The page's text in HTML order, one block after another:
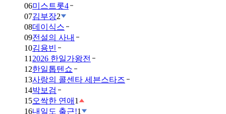
06미스트롯4
07김부장2
08데이식스
09전설의 사내
10김용빈
11 2026 한일가왕전
12한일톱텐쇼
13사랑의 콜센타 세븐스타즈
14박보검
15오싹한 연애 1
16내일도 출근!1